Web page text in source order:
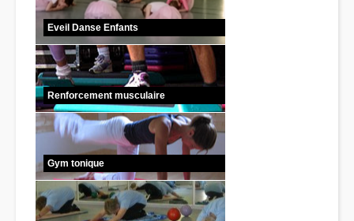
Eveil Danse Enfants
Renforcement musculaire
Gym tonique